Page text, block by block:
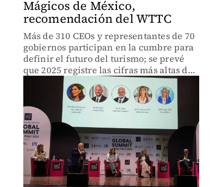
Mágicos de México,
recomendación del WTTC
Más de 310 CEOs y representantes de 70
gobiernos participan en la cumbre para
definir el futuro del turismo; se prevé
que 2025 registre las cifras más altas de
pasajeros y derrama económica para el
sector en la historia